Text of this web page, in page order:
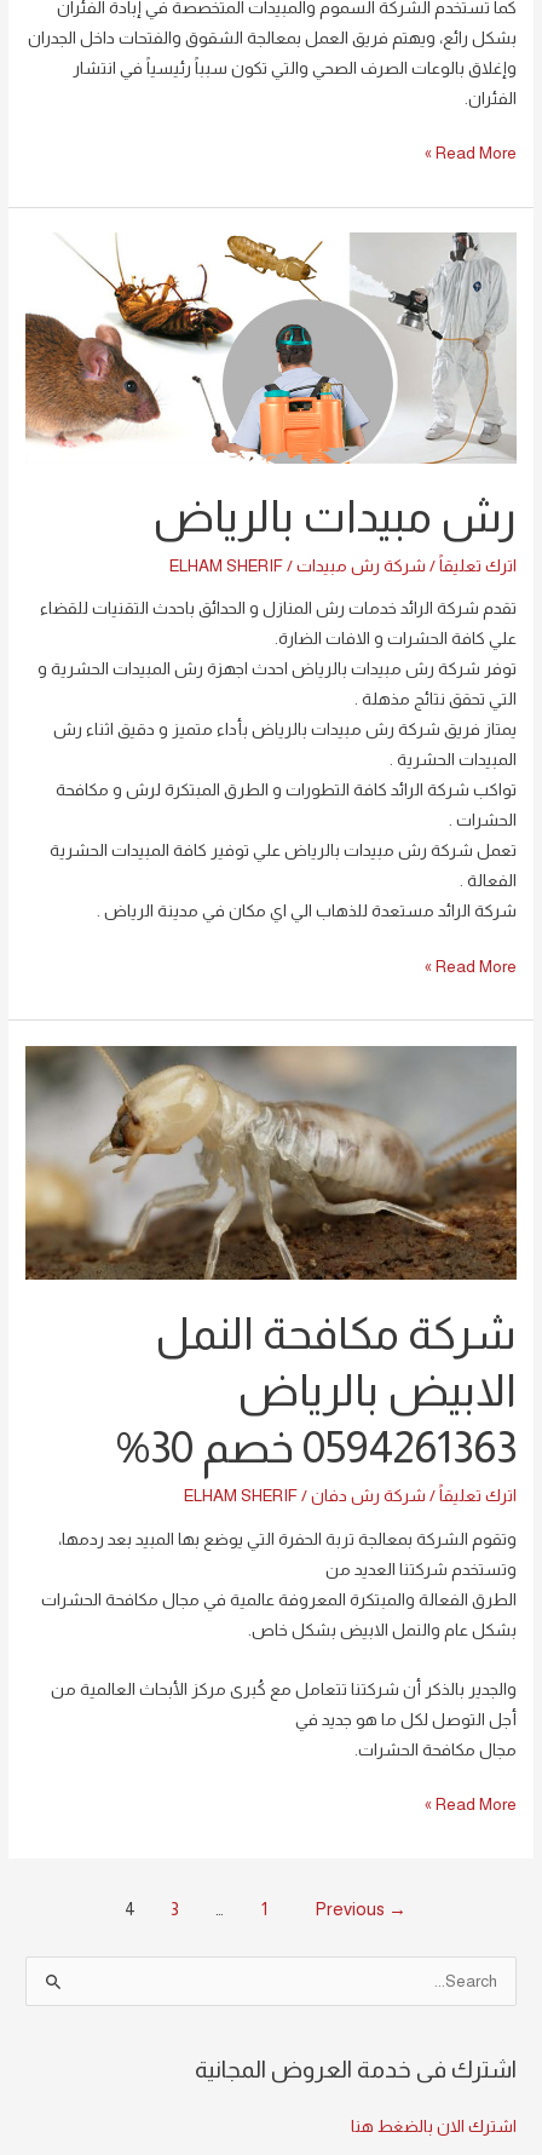
كما تستخدم الشركة السموم والمبيدات المتخصصة في إبادة الفئران
بشكل رائع، ويهتم فريق العمل بمعالجة الشقوق والفتحات داخل الجدران
وإغلاق بالوعات الصرف الصحي والتي تكون سبباً رئيسياً في انتشار
الفئران.
Read More »
رش مبيدات بالرياض
اترك تعليقاً / شركة رش مبيدات /
ELHAM SHERIF
تقدم شركة الرائد خدمات رش المنازل و الحدائق باحدث التقنيات للقضاء
علي كافة الحشرات و الافات الضارة.
توفر شركة رش مبيدات بالرياض احدث اجهزة رش المبيدات الحشرية و
التي تحقق نتائج مذهلة .
يمتاز فريق شركة رش مبيدات بالرياض بأداء متميز و دقيق اثناء رش
المبيدات الحشرية .
تواكب شركة الرائد كافة التطورات و الطرق المبتكرة لرش و مكافحة
الحشرات .
تعمل شركة رش مبيدات بالرياض علي توفير كافة المبيدات الحشرية
الفعالة .
شركة الرائد مستعدة للذهاب الي اي مكان في مدينة الرياض .
مبيدات
بالرياض
Read More »
شركة مكافحة النمل
الابيض بالرياض
0594261363 خصم 30%
اترك تعليقاً / شركة رش دفان /
ELHAM SHERIF
وتقوم الشركة بمعالجة تربة الحفرة التي يوضع بها المبيد بعد ردمها،
وتستخدم شركتنا العديد من
الطرق الفعالة والمبتكرة المعروفة عالمية في مجال مكافحة الحشرات
بشكل عام والنمل الابيض بشكل خاص.
والجدير بالذكر أن شركتنا تتعامل مع كُبرى مركز الأبحاث العالمية من
أجل التوصل لكل ما هو جديد في
مجال مكافحة الحشرات.
النمل
الابيض
بالرياض
0594261363
خصم
30%
Read More »
→
1
3
4
c
اشترك فى خدمة العروض المجانية
اشترك الان بالضغط هنا